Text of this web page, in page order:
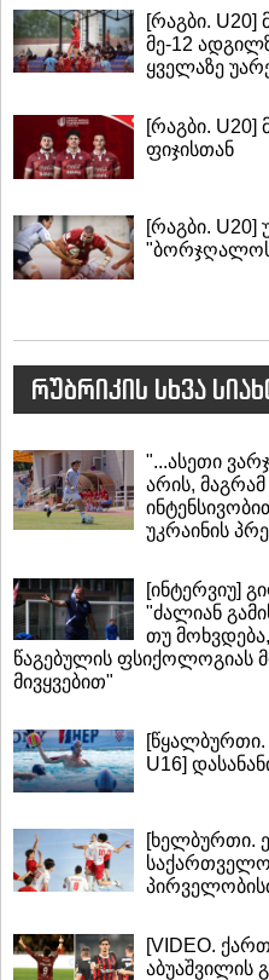
[რაგბი.
მე-12
ყველაზე
[რაგბი. U20]
ფიჯისთან
[რაგბი. U20]
რუბრიკის სხვა
"...ასეთი
არის,
უკრაინის
[ინტერვიუ]
"ძალიან
თუ მოხვდება,
წაგებულის ფსიქოლოგიას
მივყვებით"
U16]
[ხელბურთი.
[VIDEO.
აბუაშვილის